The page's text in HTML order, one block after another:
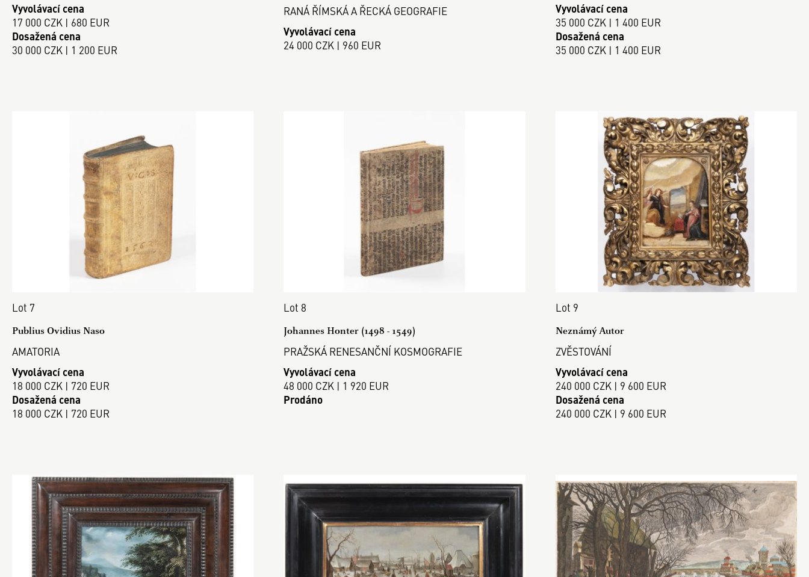
Vyvolávací cena
17 000 CZK | 680 EUR
Dosažená cena
30 000 CZK | 1 200 EUR
RANÁ ŘÍMSKÁ A ŘECKÁ GEOGRAFIE
Vyvolávací cena
24 000 CZK | 960 EUR
Vyvolávací cena
35 000 CZK | 1 400 EUR
Dosažená cena
35 000 CZK | 1 400 EUR
Lot 7
Publius Ovidius Naso
AMATORIA
Vyvolávací cena
18 000 CZK | 720 EUR
Dosažená cena
18 000 CZK | 720 EUR
Lot 8
Johannes Honter (1498 - 1549)
PRAŽSKÁ RENESANČNÍ KOSMOGRAFIE
Vyvolávací cena
48 000 CZK | 1 920 EUR
Prodáno
Lot 9
Neznámý Autor
ZVĚSTOVÁNÍ
Vyvolávací cena
240 000 CZK | 9 600 EUR
Dosažená cena
240 000 CZK | 9 600 EUR